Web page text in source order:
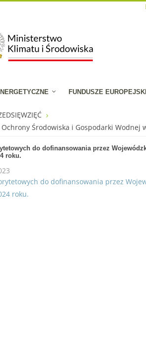
FUNDUSZE
Środowiska i Gospodarki Wodnej
do dofinansowania przez
roku.
do dofinansowania przez
roku.